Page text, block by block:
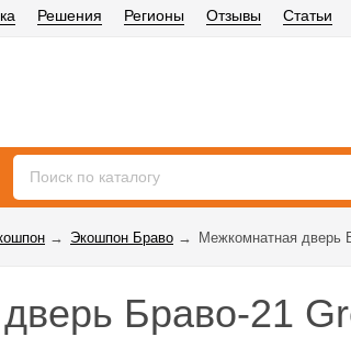
Решения Регионы Отзывы Статьи
→ Экошпон Браво → Межкомнатная дверь
Браво-21